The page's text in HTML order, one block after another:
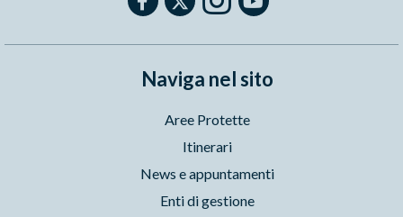
Naviga nel sito
Aree Protette
Itinerari
News e appuntamenti
Enti di gestione